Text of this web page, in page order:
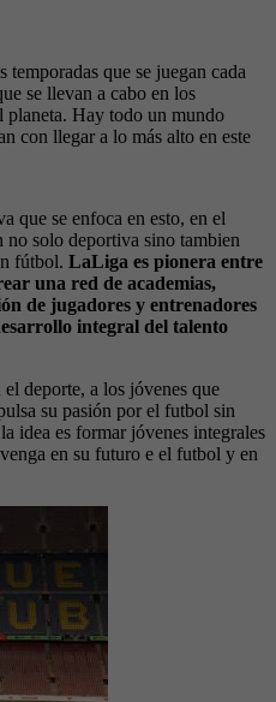
que se juegan cada
se llevan a cabo en los
planeta. Hay todo un mundo
con llegar a lo más alto en este
que se enfoca en esto, en el
solo deportiva sino tambien
fútbol. LaLiga es pionera entre
una red de academias,
de jugadores y entrenadores
integral del talento
deporte, a los jóvenes que
su pasión por el futbol sin
idea es formar jóvenes integrales
en su futuro e el futbol y en